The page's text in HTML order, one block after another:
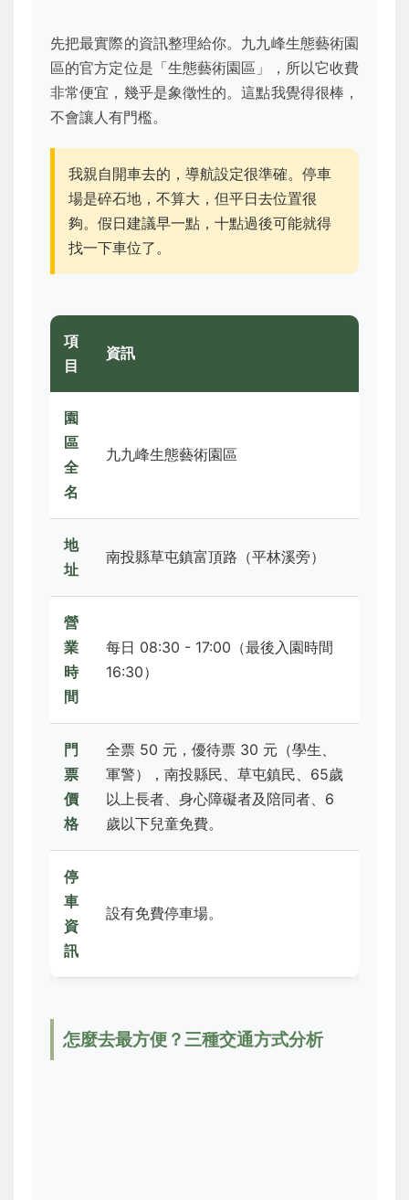
先把最實際的資訊整理給你。九九峰生態藝術園
區的官方定位是「生態藝術園區」，所以它收費
非常便宜，幾乎是象徵性的。這點我覺得很棒，
不會讓人有門檻。
我親自開車去的，導航設定很準確。停車
場是碎石地，不算大，但平日去位置很
夠。假日建議早一點，十點過後可能就得
找一下車位了。
項
目
資訊
園
區
全
名
九九峰生態藝術園區
地
址
南投縣草屯鎮富頂路（平林溪旁）
營
業
時
間
每日 08:30 - 17:00（最後入園時間
16:30）
門
票
價
格
全票 50 元，優待票 30 元（學生、
軍警），南投縣民、草屯鎮民、65歲
以上長者、身心障礙者及陪同者、6
歲以下兒童免費。
停
車
資
訊
設有免費停車場。
怎麼去最方便？三種交通方式分析